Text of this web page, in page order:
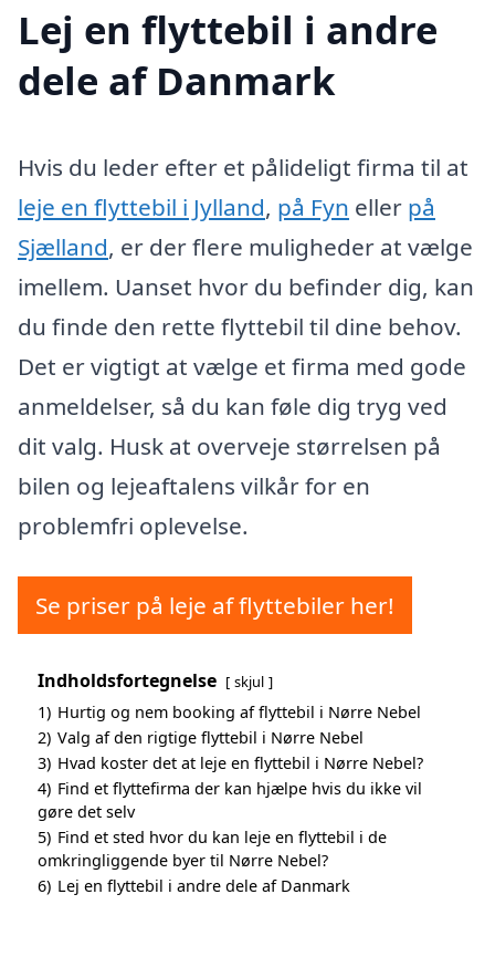
Lej en flyttebil i andre
dele af Danmark
Hvis du leder efter et pålideligt firma til at
leje en flyttebil i Jylland, på Fyn eller på
Sjælland, er der flere muligheder at vælge
imellem. Uanset hvor du befinder dig, kan
du finde den rette flyttebil til dine behov.
Det er vigtigt at vælge et firma med gode
anmeldelser, så du kan føle dig tryg ved
dit valg. Husk at overveje størrelsen på
bilen og lejeaftalens vilkår for en
problemfri oplevelse.
Se priser på leje af flyttebiler her!
Indholdsfortegnelse skjul
1) Hurtig og nem booking af flyttebil i Nørre Nebel
2) Valg af den rigtige flyttebil i Nørre Nebel
3) Hvad koster det at leje en flyttebil i Nørre Nebel?
4) Find et flyttefirma der kan hjælpe hvis du ikke vil
gøre det selv
5) Find et sted hvor du kan leje en flyttebil i de
omkringliggende byer til Nørre Nebel?
6) Lej en flyttebil i andre dele af Danmark